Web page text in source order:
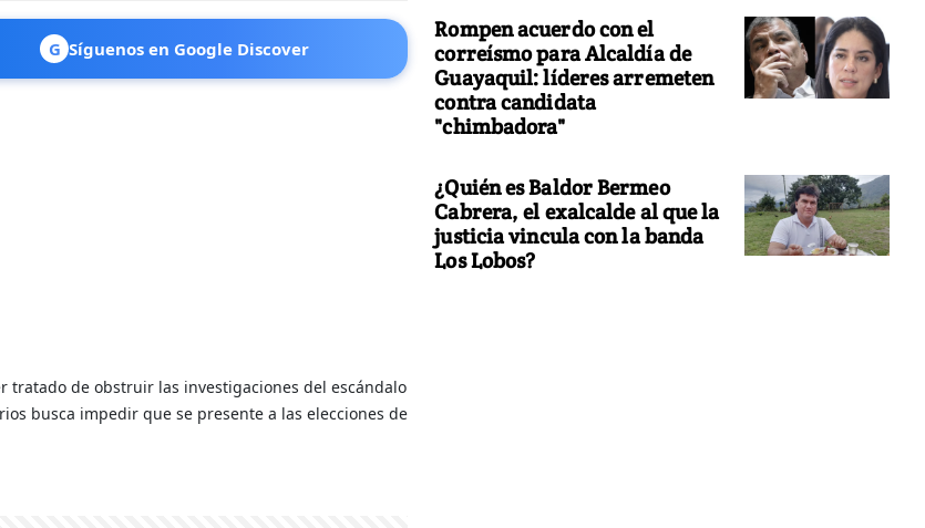
G Síguenos en Google Discover
tratado de obstruir las investigaciones del escándalo
busca impedir que se presente a las elecciones de
Rompen acuerdo con el
correísmo para Alcaldía de
Guayaquil: líderes arremeten
contra candidata
"chimbadora"
¿Quién es Baldor Bermeo
Cabrera, el exalcalde al que la
justicia vincula con la banda
Los Lobos?